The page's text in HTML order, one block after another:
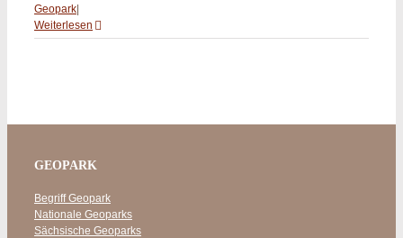
Geopark|
Weiterlesen
GEOPARK
Begriff Geopark
Nationale Geoparks
Sächsische Geoparks